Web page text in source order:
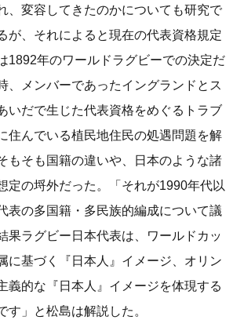
、変容してきたのかについても研究で
が、それによると現在の代表資格規定
1892年のワールドラグビーでの決定だ
、メンバーであったイングランドとス
いだで生じた代表資格をめぐるトラブ
住んでいる植民地住民の処遇問題を解
もそも国籍の違いや、日本のような諸
定の埒外だった。「それが1990年代以
表の多国籍・多民族的編成について議
果ラグビー日本代表は、ワールドカッ
に基づく『日本人』イメージ、オリン
義的な『日本人』イメージを体現する
す」と松島は解説した。